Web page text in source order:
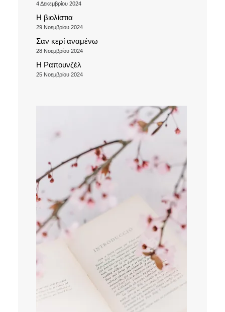
4 Δεκεμβρίου 2024
Η βιολίστια
29 Νοεμβρίου 2024
Σαν κερί αναμένω
28 Νοεμβρίου 2024
Η Ραπουνζέλ
25 Νοεμβρίου 2024